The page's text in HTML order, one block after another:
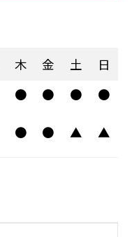
木 金 土
日
● ● ●
●
● ● ▲ ▲